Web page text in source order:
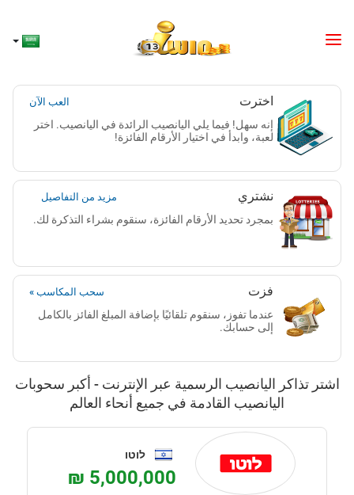
اخترت العب الآن
إنه سهل! فيما يلي اليانصيب الرائدة في اليانصيب. اختر
لعبة، وابدأ في اختيار الأرقام الفائزة!
نشتري مزيد من التفاصيل
بمجرد تحديد الأرقام الفائزة، سنقوم بشراء التذكرة لك.
فزت سحب المكاسب »
عندما تفوز، سنقوم تلقائيًا بإضافة المبلغ الفائز بالكامل
إلى حسابك.
اشتر تذاكر اليانصيب الرسمية عبر الإنترنت - أكبر سحوبات
اليانصيب القادمة في جميع أنحاء العالم
לוטו
₪ 5,000,000